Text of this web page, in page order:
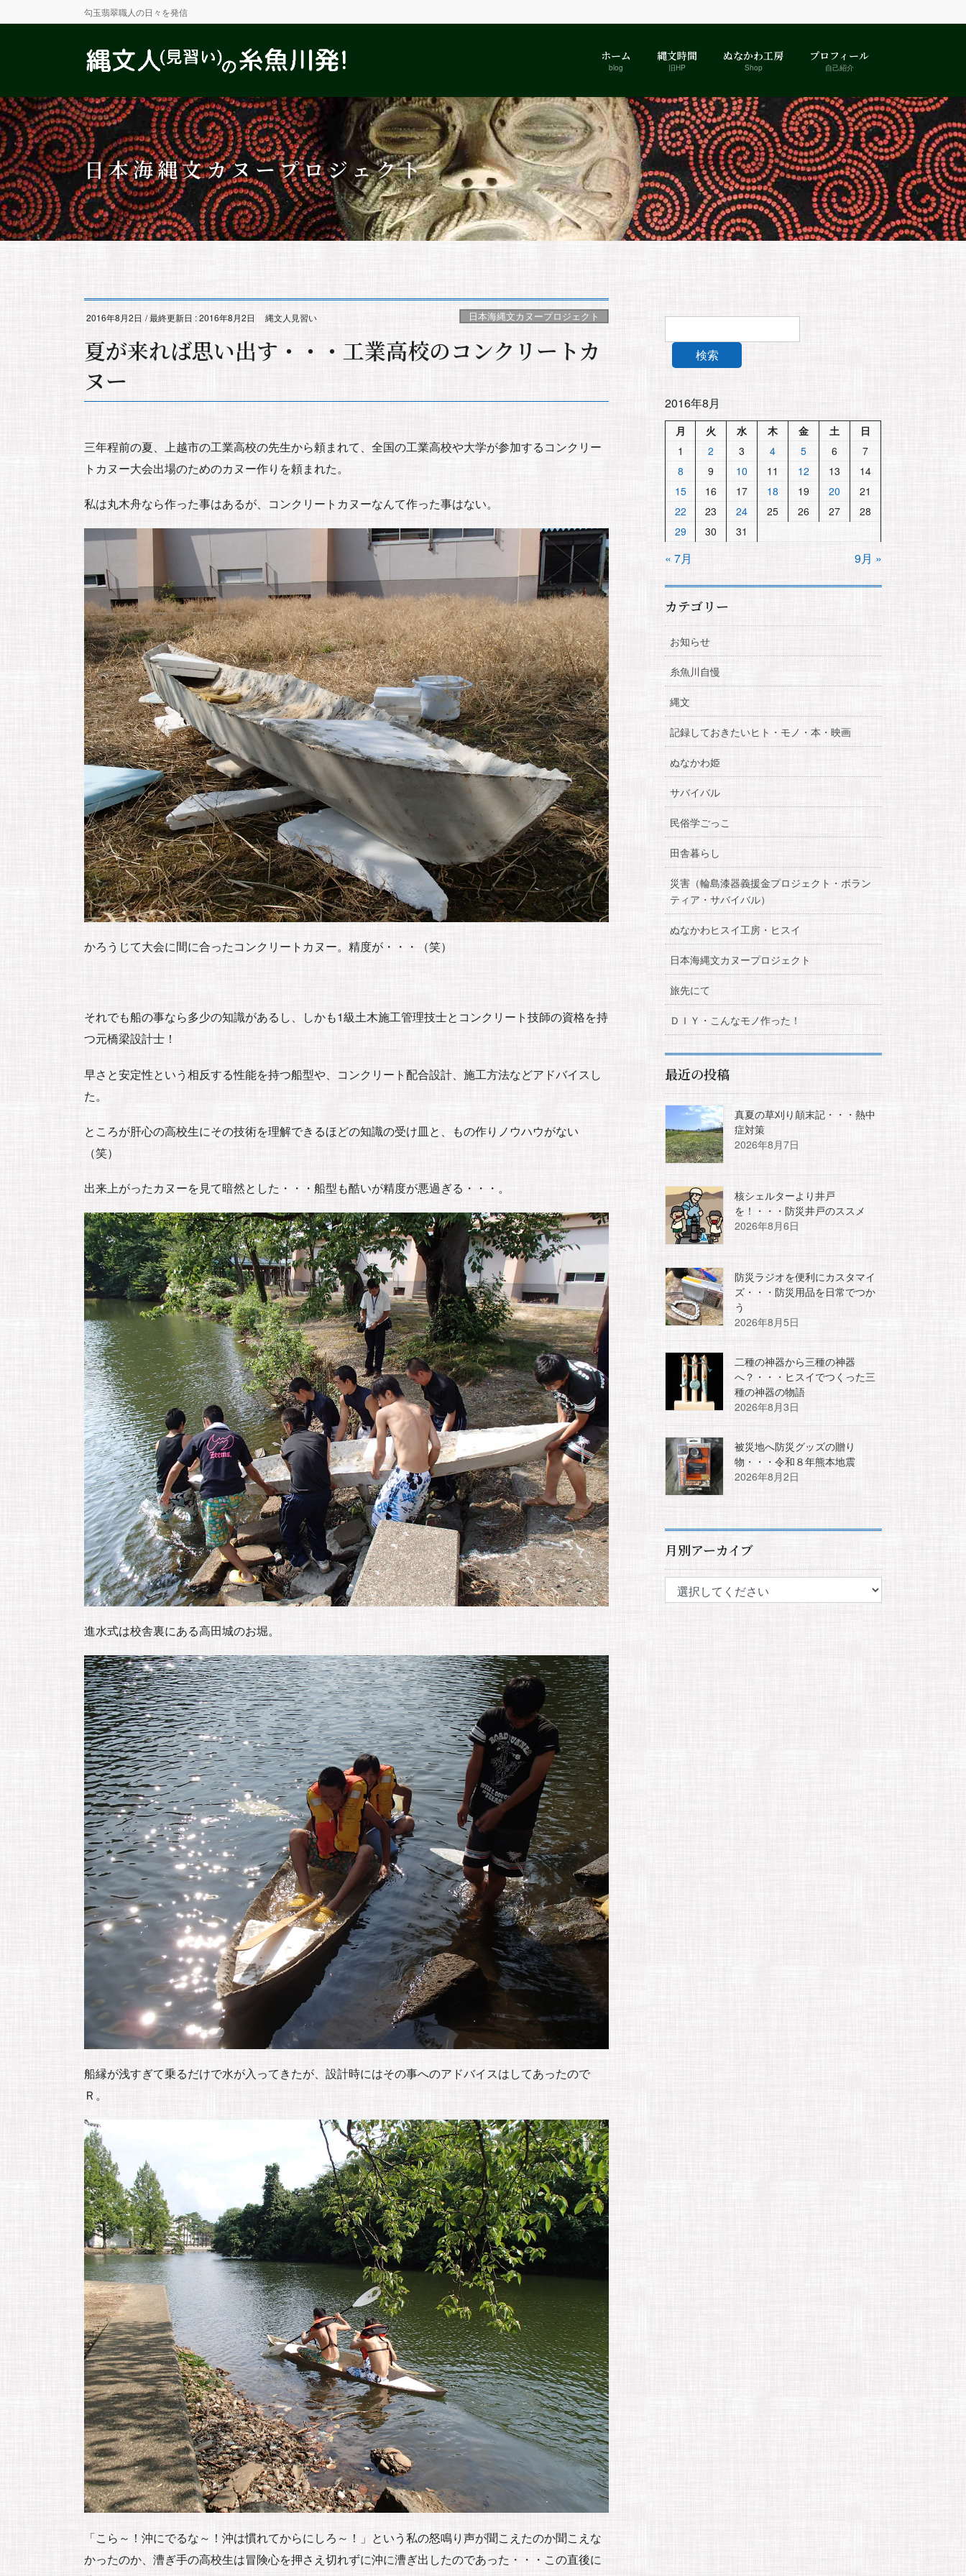
勾玉翡翠職人の日々を発信
ホーム
blog
縄文時間
旧HP
ぬなかわ工房
Shop
プロフィール
自己紹介
日本海縄文カヌープロジェクト
2016年8月2日 / 最終更新日 :2016年8月2日 縄文人見習い 日本海縄文カヌープロジェクト
夏が来れば思い出す・・・工業高校のコンクリートカ
ヌー
三年程前の夏、上越市の工業高校の先生から頼まれて、全国の工業高校や大学が参加するコンクリー
トカヌー大会出場のためのカヌー作りを頼まれた。
私は丸木舟なら作った事はあるが、コンクリートカヌーなんて作った事はない。
かろうじて大会に間に合ったコンクリートカヌー。精度が・・・（笑）
それでも船の事なら多少の知識があるし、しかも1級土木施工管理技士とコンクリート技師の資格を持
つ元橋梁設計士！
早さと安定性という相反する性能を持つ船型や、コンクリート配合設計、施工方法などアドバイスし
た。
ところが肝心の高校生にその技術を理解できるほどの知識の受け皿と、もの作りノウハウがない
（笑）
出来上がったカヌーを見て暗然とした・・・船型も酷いが精度が悪過ぎる・・・。
進水式は校舎裏にある高田城のお堀。
船縁が浅すぎて乗るだけで水が入ってきたが、設計時にはその事へのアドバイスはしてあったので
Ｒ。
「こら～！沖にでるな～！沖は慣れてからにしろ～！」という私の怒鳴り声が聞こえたのか聞こえな
かったのか、漕ぎ手の高校生は冒険心を押さえ切れずに沖に漕ぎ出したのであった・・・この直後に
検索
2016年8月
月 火 水 木 金 土
日
1
2 3 4 5 6
7
8
9 10 11 12 13
14
15
16 17 18 19 20
21
22
23 24 25 26 27
28
29
30 31
« 7月 9月 »
カテゴリー
お知らせ
糸魚川自慢
縄文
記録しておきたいヒト・モノ・本・映画
ぬなかわ姫
サバイバル
民俗学ごっこ
田舎暮らし
災害（輪島漆器義援金プロジェクト・ボラン
ティア・サバイバル）
ぬなかわヒスイ工房・ヒスイ
日本海縄文カヌープロジェクト
旅先にて
ＤＩＹ・こんなモノ作った！
最近の投稿
真夏の草刈り顛末記・・・熱中
症対策
2026年8月7日
核シェルターより井戸
を！・・・防災井戸のススメ
2026年8月6日
防災ラジオを便利にカスタマイ
ズ・・・防災用品を日常でつか
う
2026年8月5日
二種の神器から三種の神器
へ？・・・ヒスイでつくった三
種の神器の物語
2026年8月3日
被災地へ防災グッズの贈り
物・・・令和８年熊本地震
2026年8月2日
月別アーカイブ